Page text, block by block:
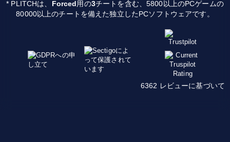
* PLITCHは、 Forced用の3チートを含む、5800以上のPCゲームの
80000以上のチートを備えた独立したPCソフトウェアです。
6362 レビューに基づいて